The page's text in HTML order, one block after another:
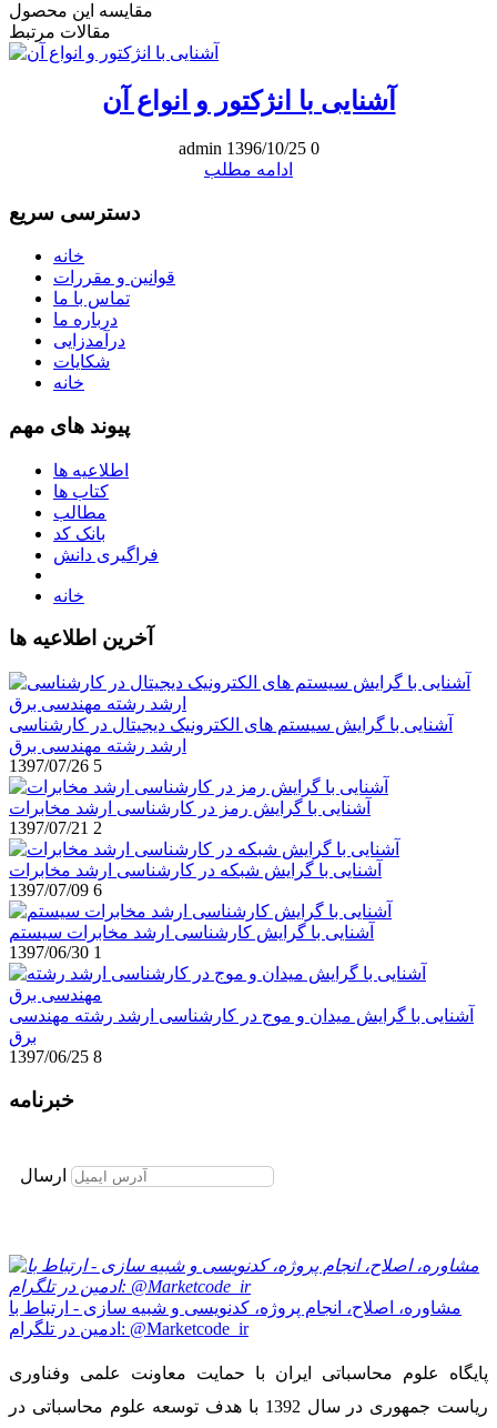
مقایسه این محصول
مقالات مرتبط
آشنایی با انژکتور و انواع آن
admin 1396/10/25 0
ادامه مطلب
دسترسی سریع
خانه
قوانین و مقررات
تماس با ما
درباره ما
درآمدزایی
شکایات
خانه
پیوند های مهم
اطلاعیه ها
کتاب ها
مطالب
بانک کد
فراگیری دانش
خانه
آخرین اطلاعیه ها
آشنایی با گرایش سیستم های الکترونیک دیجیتال در کارشناسی
ارشد رشته مهندسی برق
1397/07/26 5
آشنایی با گرایش رمز در کارشناسی ارشد مخابرات
1397/07/21 2
آشنایی با گرایش شبکه در کارشناسی ارشد مخابرات
1397/07/09 6
آشنایی با گرایش کارشناسی ارشد مخابرات سیستم
1397/06/30 1
آشنایی با گرایش میدان و موج در کارشناسی ارشد رشته مهندسی
برق
1397/06/25 8
خبرنامه
ارسال
مشاوره، اصلاح، انجام پروژه، کدنویسی و شبیه سازی - ارتباط با
ادمین در تلگرام: @Marketcode_ir
پایگاه علوم محاسباتی ایران با حمایت معاونت علمی وفناوری
ریاست جمهوری در سال 1392 با هدف توسعه علوم محاسباتی در